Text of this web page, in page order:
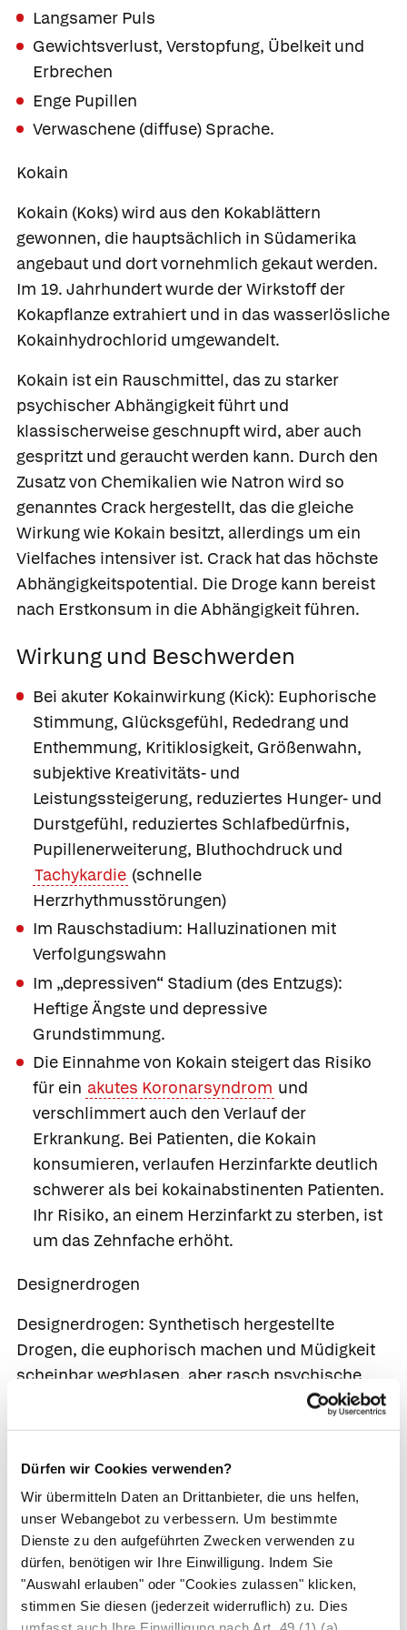
Dürfen wir Cookies verwenden?
Wir übermitteln Daten an Drittanbieter, die uns helfen,
unser Webangebot zu verbessern. Um bestimmte
Dienste zu den aufgeführten Zwecken verwenden zu
dürfen, benötigen wir Ihre Einwilligung. Indem Sie
"Auswahl erlauben" oder "Cookies zulassen" klicken,
stimmen Sie diesen (jederzeit widerruflich) zu. Dies
Langsamer Puls
Gewichtsverlust, Verstopfung, Übelkeit und
Erbrechen
Enge Pupillen
Verwaschene (diffuse) Sprache.
Kokain
Kokain (Koks) wird aus den Kokablättern
gewonnen, die hauptsächlich in Südamerika
angebaut und dort vornehmlich gekaut werden.
Im 19. Jahrhundert wurde der Wirkstoff der
Kokapflanze extrahiert und in das wasserlösliche
Kokainhydrochlorid umgewandelt.
Kokain ist ein Rauschmittel, das zu starker
psychischer Abhängigkeit führt und
klassischerweise geschnupft wird, aber auch
gespritzt und geraucht werden kann. Durch den
Zusatz von Chemikalien wie Natron wird so
genanntes Crack hergestellt, das die gleiche
Wirkung wie Kokain besitzt, allerdings um ein
Vielfaches intensiver ist. Crack hat das höchste
Abhängigkeitspotential. Die Droge kann bereist
nach Erstkonsum in die Abhängigkeit führen.
Wirkung und Beschwerden
Bei akuter Kokainwirkung (Kick): Euphorische
Stimmung, Glücksgefühl, Rededrang und
Enthemmung, Kritiklosigkeit, Größenwahn,
subjektive Kreativitäts- und
Leistungssteigerung, reduziertes Hunger- und
Durstgefühl, reduziertes Schlafbedürfnis,
Pupillenerweiterung, Bluthochdruck und
Tachykardie (schnelle
Herzrhythmusstörungen)
Im Rauschstadium: Halluzinationen mit
Verfolgungswahn
Im „depressiven“ Stadium (des Entzugs):
Heftige Ängste und depressive
Grundstimmung.
Die Einnahme von Kokain steigert das Risiko
für ein akutes Koronarsyndrom und
verschlimmert auch den Verlauf der
Erkrankung. Bei Patienten, die Kokain
konsumieren, verlaufen Herzinfarkte deutlich
schwerer als bei kokainabstinenten Patienten.
Ihr Risiko, an einem Herzinfarkt zu sterben, ist
um das Zehnfache erhöht.
Designerdrogen
Designerdrogen: Synthetisch hergestellte
Drogen, die euphorisch machen und Müdigkeit
scheinbar wegblasen, aber rasch psychische
Abhängigkeit erzeugen. Zu diesen Drogen
gehören unter anderem:
LSD(Lysergsäurediethylamid, Acid): Eines der
stärkstenHalluzinogene, mit dem körpereigenen
Hormon Serotonin verwandt, das die Verdauung,
Herzfrequenz oder den Blutdruck beeinflusst.
Die Wirkungsdauer („Trip“) beträgt etwa 8–12
Stunden. Es kommt zu einer erwünschten
Wahrnehmungsveränderung in einem Zustand